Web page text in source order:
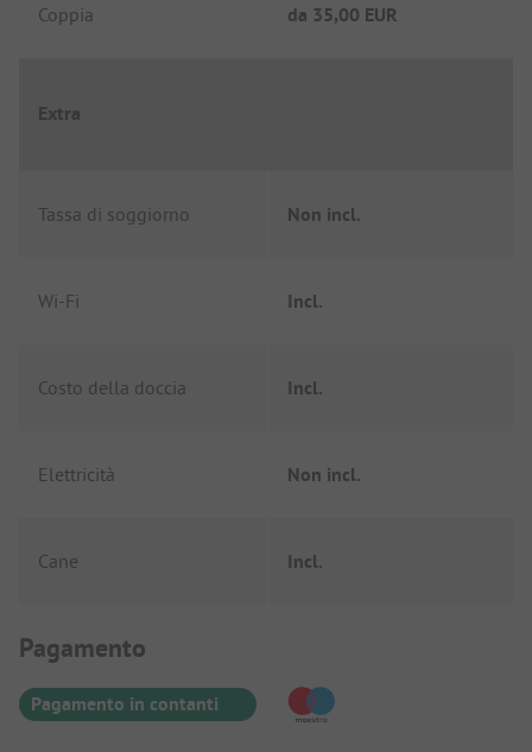
Coppia da 35,00 EUR
Extra
Tassa di soggiorno Non incl.
Wi-Fi Incl.
Costo della doccia Incl.
Elettricità Non incl.
Cane Incl.
Informazioni sul pagamento
Pagamento
Pagamento in contanti